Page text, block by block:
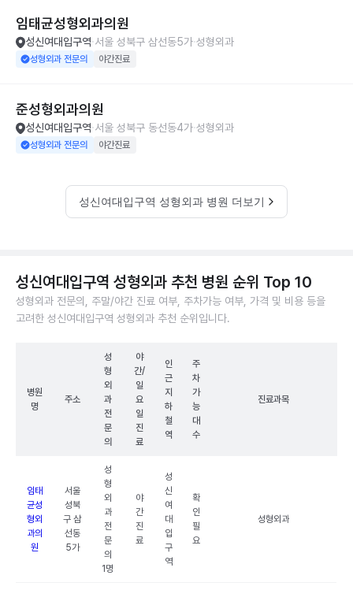
임태균성형외과의원
성신여대입구역 서울 성북구 삼선동5가 성형외과
성형외과 전문의 야간진료
준성형외과의원
성신여대입구역 서울 성북구 동선동4가 성형외과
성형외과 전문의 야간진료
성신여대입구역 성형외과 병원 더보기
성신여대입구역 성형외과 추천 병원 순위 Top 10
성형외과 전문의, 주말/야간 진료 여부, 주차가능 여부, 가격 및 비용 등을
고려한 성신여대입구역 성형외과 추천 순위입니다.
병원
명
주소
성
형
외
과
전
문
의
야
간/
일
요
일
진
료
인
근
지
하
철
역
주
차
가
능
대
수
진료과목
임태
균성
형외
과의
원
서울
성북
구 삼
선동
5가
성
형
외
과
전
문
의
1명
야
간
진
료
성
신
여
대
입
구
역
확
인
필
요
성형외과